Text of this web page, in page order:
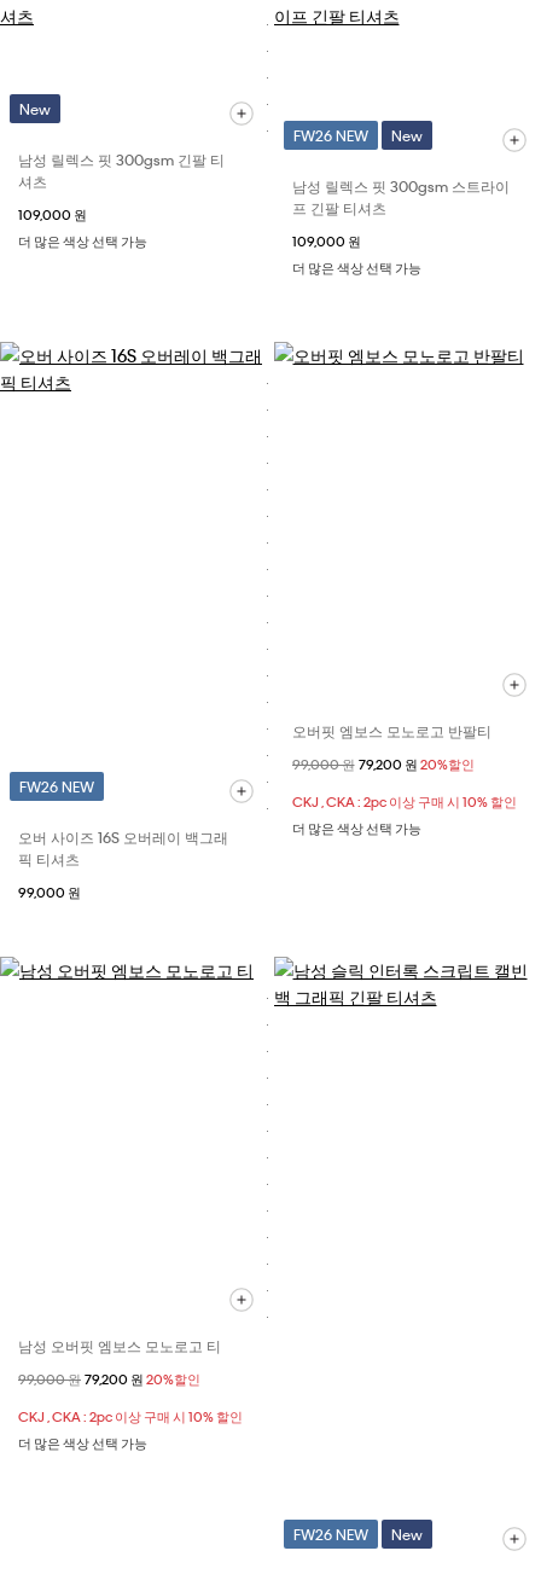
New
남성 릴렉스 핏 300gsm 긴팔 티
셔츠
109,000 원
더 많은 색상 선택 가능
FW26 NEW New
남성 릴렉스 핏 300gsm 스트라이
프 긴팔 티셔츠
109,000 원
더 많은 색상 선택 가능
FW26 NEW
오버 사이즈 16S 오버레이 백그래
픽 티셔츠
99,000 원
오버핏 엠보스 모노로고 반팔티
할인 전 가격
99,000 원할인된 가격
79,200 원 20%할인
CKJ , CKA : 2pc 이상 구매 시 10% 할인
더 많은 색상 선택 가능
남성 오버핏 엠보스 모노로고 티
할인 전 가격
99,000 원 할인된 가격
79,200 원 20%할인
CKJ , CKA : 2pc 이상 구매 시 10% 할인
더 많은 색상 선택 가능
FW26 NEW New